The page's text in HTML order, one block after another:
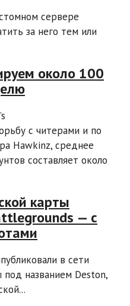
сервере
за него тем или
около 100
с читерами и по
Hawkinz, среднее
составляет около
карты
— с
в сети
названием Deston,